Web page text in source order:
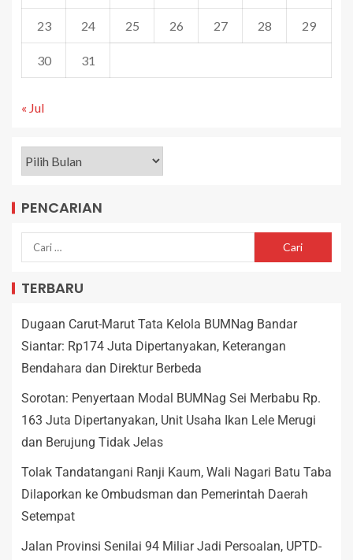
23 24 25 26 27 28 29
30 31
« Jul
PENCARIAN
TERBARU
Dugaan Carut-Marut Tata Kelola BUMNag Bandar
Siantar: Rp174 Juta Dipertanyakan, Keterangan
Bendahara dan Direktur Berbeda
Sorotan: Penyertaan Modal BUMNag Sei Merbabu Rp.
163 Juta Dipertanyakan, Unit Usaha Ikan Lele Merugi
dan Berujung Tidak Jelas
Tolak Tandatangani Ranji Kaum, Wali Nagari Batu Taba
Dilaporkan ke Ombudsman dan Pemerintah Daerah
Setempat
Jalan Provinsi Senilai 94 Miliar Jadi Persoalan, UPTD-